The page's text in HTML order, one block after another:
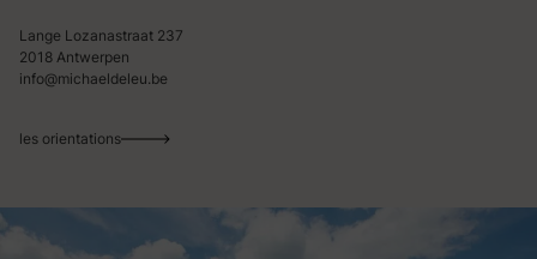
Lange Lozanastraat 237
2018 Antwerpen
info@michaeldeleu.be
les orientations